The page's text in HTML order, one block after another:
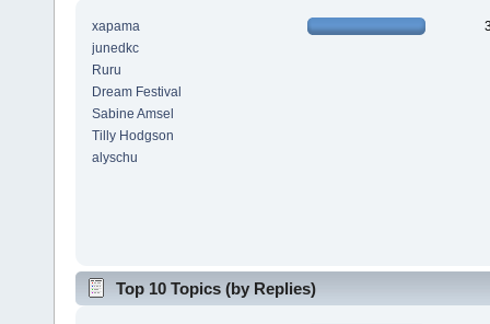
xapama
junedkc
Ruru
Dream Festival
Sabine Amsel
Tilly Hodgson
alyschu
Top 10 Topics (by Replies)